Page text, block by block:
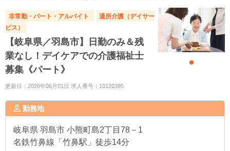
非常勤・パート・アルバイト
通所介護（デイサー
ビス）
【岐阜県／羽島市】日勤のみ＆残
業なし！デイケアでの介護福祉士
募集《パート》
更新日：2026年06月01日 求人番号：10120395
勤務地
岐阜県 羽島市 小熊町島2丁目78－1
名鉄竹鼻線「竹鼻駅」徒歩14分